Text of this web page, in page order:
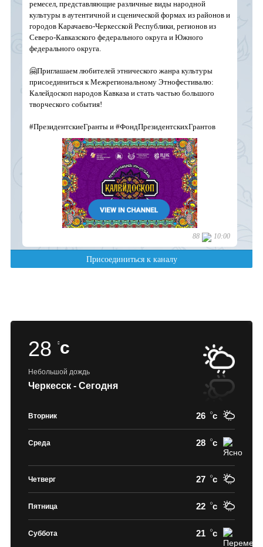
28 c
Небольшой дождь
Черкесск - Сегодня
Вторник 26 c
Среда 28 c
Четверг 27 c
Пятница 22 c
Суббота 21 c